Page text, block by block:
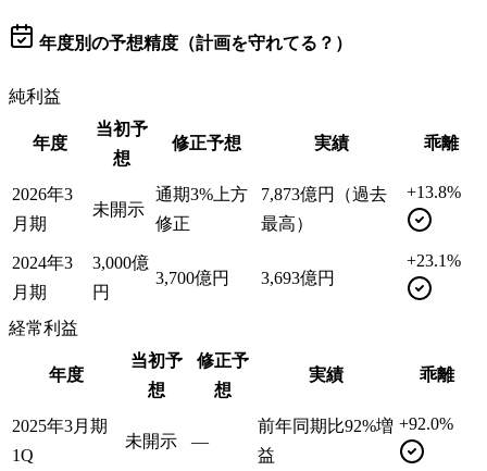
年度別の予想精度（計画を守れてる？）
純利益
年度
当初予
想
修正予想 実績 乖離
2026年3
月期
未開示
通期3%上方
修正
7,873億円（過去
最高）
+13.8%
2024年3
月期
3,000億
円
3,700億円 3,693億円
+23.1%
経常利益
年度
当初予
想
修正予
想
実績 乖離
2025年3月期
1Q
未開示 —
前年同期比92%増
益
+92.0%